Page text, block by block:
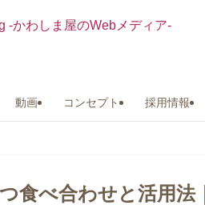
動画 コンセプト 採用情報
食べ合わせと活用法｜